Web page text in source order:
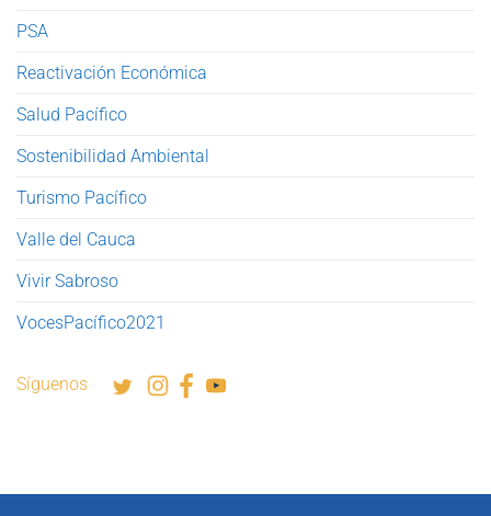
PSA
Reactivación Económica
Salud Pacífico
Sostenibilidad Ambiental
Turismo Pacífico
Valle del Cauca
Vivir Sabroso
VocesPacífico2021
Síguenos